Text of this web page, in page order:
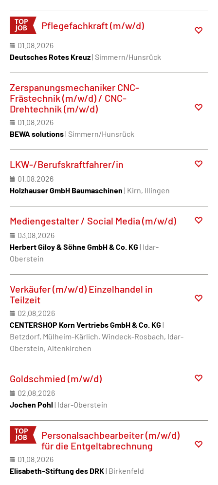
Pflegefachkraft (m/w/d)
01.08.2026
Deutsches Rotes Kreuz| Simmern/Hunsrück
Zerspanungsmechaniker CNC-
Frästechnik (m/w/d) / CNC-
Drehtechnik (m/w/d)
01.08.2026
BEWA solutions| Simmern/Hunsrück
LKW-/Berufskraftfahrer/in
01.08.2026
Holzhauser GmbH Baumaschinen | Kirn, Illingen
Mediengestalter / Social Media (m/w/d)
03.08.2026
Herbert Giloy & Söhne GmbH & Co. KG | Idar-
Oberstein
Verkäufer (m/w/d) Einzelhandel in
Teilzeit
02.08.2026
CENTERSHOP Korn Vertriebs GmbH & Co. KG |
Betzdorf, Mülheim-Kärlich, Windeck-Rosbach, Idar-
Oberstein, Altenkirchen
Goldschmied (m/w/d)
02.08.2026
Jochen Pohl| Idar-Oberstein
Personalsachbearbeiter (m/w/d)
für die Entgeltabrechnung
01.08.2026
Elisabeth-Stiftung des DRK| Birkenfeld